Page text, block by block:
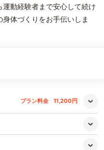
動経験者まで安心して続け
体づくりをお手伝いしま
プラン料金 11,200円